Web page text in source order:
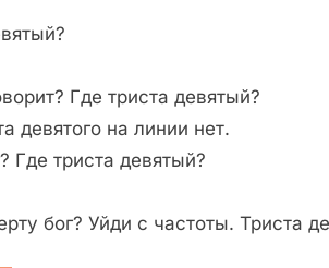
Где триста девятый?
девятого на линии нет.
Где триста девятый?
бог? Уйди с частоты. Триста